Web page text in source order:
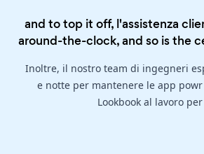
and to top it off, l'assistenza
around-the-clock, and so is the
Inoltre, il nostro team di ingegneri
e notte per mantenere le app
Lookbook al lavoro